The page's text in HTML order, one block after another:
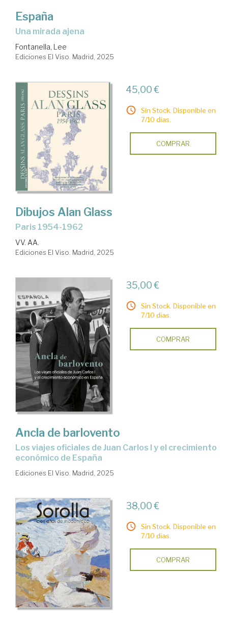
España
Una mirada ajena
Fontanella, Lee
Ediciones El Viso. Madrid, 2025
45,00 €
Sin Stock. Disponible en
7/10 días.
COMPRAR
Dibujos Alan Glass
Paris 1954-1962
VV. AA.
Ediciones El Viso. Madrid, 2025
35,00 €
Sin Stock. Disponible en
7/10 días.
COMPRAR
Ancla de barlovento
Los viajes oficiales de Juan Carlos I y el crecimiento
económico de España
Ediciones El Viso. Madrid, 2025
38,00 €
Sin Stock. Disponible en
7/10 días.
COMPRAR